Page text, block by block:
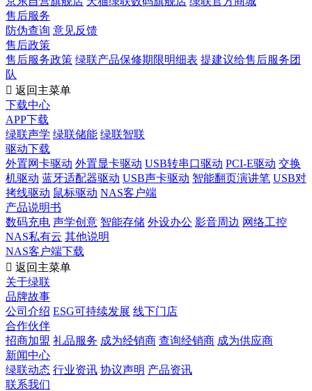
售后服务
防伪查询 意见反馈
售后政策
售后服务政策 绿联产品保修期限明细表 提建议给售后服务团
队
 返回主菜单
下载中心
APP下载
绿联声学 绿联储能 绿联智联
驱动下载
外置网卡驱动 外置显卡驱动 USB转串口驱动 PCI-E驱动 交换
机驱动 蓝牙适配器驱动 USB声卡驱动 智能翻页演讲笔 USB对
拷线驱动 鼠标驱动 NAS客户端
产品说明书
数码充电 声学创意 智能存储 外设办公 影音周边 网络工控
NAS私有云 其他说明
NAS客户端下载
 返回主菜单
关于绿联
品牌故事
公司介绍 ESG可持续发展 线下门店
合作伙伴
招商加盟 礼品服务 成为经销商 查询经销商 成为供应商
新闻中心
绿联动态 行业资讯 协议声明 产品资讯
联系我们